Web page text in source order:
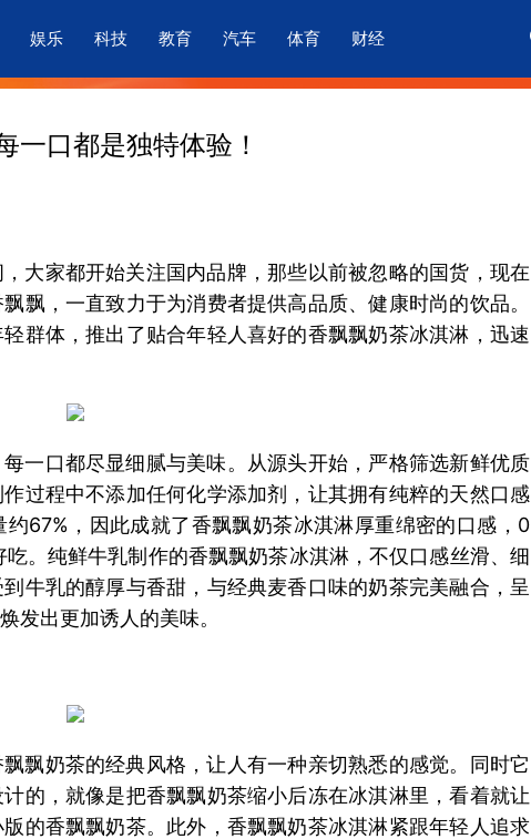
娱乐 科技 教育 汽车 体育 财经
一口都是独特体验！
大家都开始关注国内品牌，那些以前被忽略的国货，现在
飘，一直致力于为消费者提供高品质、健康时尚的饮品。
群体，推出了贴合年轻人喜好的香飘飘奶茶冰淇淋，迅速
一口都尽显细腻与美味。从源头开始，严格筛选新鲜优质
过程中不添加任何化学添加剂，让其拥有纯粹的天然口感
67%，因此成就了香飘飘奶茶冰淇淋厚重绵密的口感，0
。纯鲜牛乳制作的香飘飘奶茶冰淇淋，不仅口感丝滑、细
牛乳的醇厚与香甜，与经典麦香口味的奶茶完美融合，呈
发出更加诱人的美味。
飘奶茶的经典风格，让人有一种亲切熟悉的感觉。同时它
的，就像是把香飘飘奶茶缩小后冻在冰淇淋里，看着就让
的香飘飘奶茶。此外，香飘飘奶茶冰淇淋紧跟年轻人追求